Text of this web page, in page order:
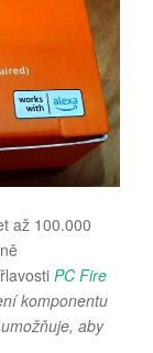
až 100.000
PC Fire
komponentu
aby